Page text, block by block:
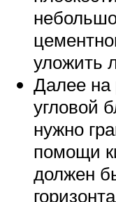
уложить
Далее на
угловой
нужно
помощи
должен